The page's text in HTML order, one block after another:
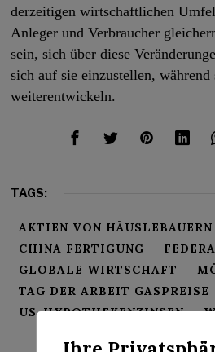
derzeitigen wirtschaftlichen
Anleger und Verbraucher
sein, sich über diese
sich auf sie einzustellen, während
weiterentwickeln.
TAGS:
AKTIEN VON HÄUSLEBAUERN
CHINA FERTIGUNG
GLOBALE WIRTSCHAFT
TAG DER ARBEIT GASPREISE
US-HYPOTHEKENZINSEN